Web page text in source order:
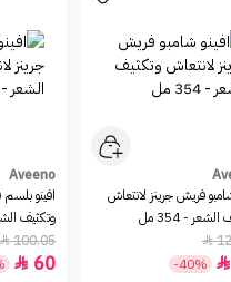
فريش جرينز لانتعاش
- 354 مل


-40%
Aveeno
افينو
وتكثيف الشعر
100.05

60
